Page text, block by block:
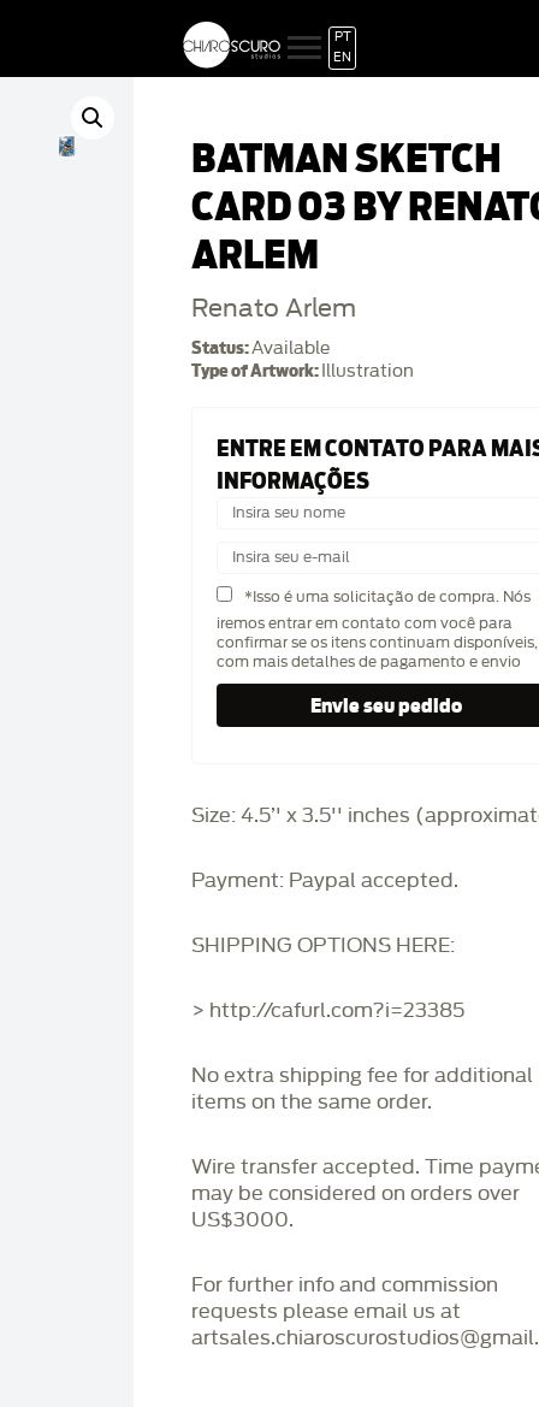
PT
EN
BATMAN SKETCH
CARD 03 BY
ARLEM
Renato Arlem
Status:Available
Type of Artwork: Illustration
ENTRE EM CONTATO PARA
INFORMAÇÕES
*Isso é uma solicitação de compra. Nós
iremos entrar em contato com você para
confirmar se os itens continuam disponíveis,
com mais detalhes de pagamento e envio
Size: 4.5’' x 3.5'' inches
Payment: Paypal accepted.
SHIPPING OPTIONS HERE:
> http://cafurl.com?i=23385
No extra shipping fee for additional
items on the same order.
Wire transfer accepted. Time
may be considered on orders over
US$3000.
For further info and commission
requests please email us at